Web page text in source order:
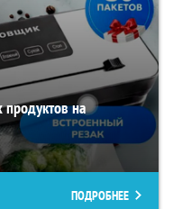
на
ПОДРОБНЕЕ